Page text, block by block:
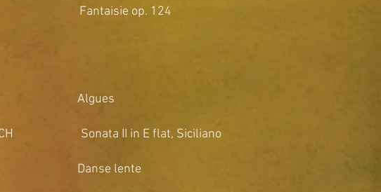
Fantaisie op. 124
Algues
Sonata II in E flat, Siciliano
Danse lente